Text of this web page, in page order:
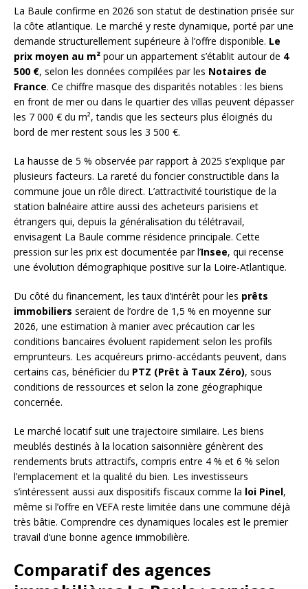
La Baule confirme en 2026 son statut de destination prisée sur
la côte atlantique. Le marché y reste dynamique, porté par une
demande structurellement supérieure à l’offre disponible. Le
prix moyen au m² pour un appartement s’établit autour de 4
500 €, selon les données compilées par les Notaires de
France. Ce chiffre masque des disparités notables : les biens
en front de mer ou dans le quartier des villas peuvent dépasser
les 7 000 € du m², tandis que les secteurs plus éloignés du
bord de mer restent sous les 3 500 €.
La hausse de 5 % observée par rapport à 2025 s’explique par
plusieurs facteurs. La rareté du foncier constructible dans la
commune joue un rôle direct. L’attractivité touristique de la
station balnéaire attire aussi des acheteurs parisiens et
étrangers qui, depuis la généralisation du télétravail,
envisagent La Baule comme résidence principale. Cette
pression sur les prix est documentée par l’Insee, qui recense
une évolution démographique positive sur la Loire-Atlantique.
Du côté du financement, les taux d’intérêt pour les prêts
immobiliers seraient de l’ordre de 1,5 % en moyenne sur
2026, une estimation à manier avec précaution car les
conditions bancaires évoluent rapidement selon les profils
emprunteurs. Les acquéreurs primo-accédants peuvent, dans
certains cas, bénéficier du PTZ (Prêt à Taux Zéro), sous
conditions de ressources et selon la zone géographique
concernée.
Le marché locatif suit une trajectoire similaire. Les biens
meublés destinés à la location saisonnière génèrent des
rendements bruts attractifs, compris entre 4 % et 6 % selon
l’emplacement et la qualité du bien. Les investisseurs
s’intéressent aussi aux dispositifs fiscaux comme la loi Pinel,
même si l’offre en VEFA reste limitée dans une commune déjà
très bâtie. Comprendre ces dynamiques locales est le premier
travail d’une bonne agence immobilière.
Comparatif des agences